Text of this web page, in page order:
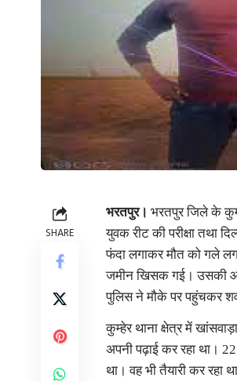
SHARE
भरतपुर। भरतपुर जिले के
युवक रीट की परीक्षा तथा
फंदा लगाकर मौत को गले
जमीन खिसक गई। उसकी
पुलिस ने मौके पर पहुंचकर
कुम्हेर थाना क्षेत्र में
अपनी पढ़ाई कर रहा था।
था। वह भी तैयारी कर